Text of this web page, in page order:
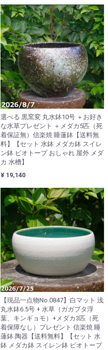
選べる 黒窯変 丸水鉢10号 ＋お好き
な水草プレゼント ＋メダカ5匹（死
着保証無）信楽焼 睡蓮鉢【送料無
料】【セット 水鉢 メダカ鉢 スイレ
ン鉢 ビオトープ おしゃれ 屋外 メダ
カ 水槽】
¥ 19,140
【現品一点物No.0847】白マット 浅
丸水鉢6.5号 + 水草（ガガブタ浮
葉、キンギョモ）+メダカ3匹（死
着保障なし）プレゼント 信楽焼 睡
蓮鉢 陶器【送料無料】【セット 水
鉢 メダカ鉢 スイレン鉢 ビオトープ